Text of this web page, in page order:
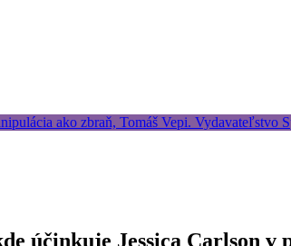
účinkuje Jessica Carlson v